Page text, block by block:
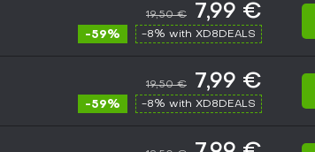
19,50 € 7,99 €
-59% -8% with XD8DEALS
19,50 € 7,99 €
-59% -8% with XD8DEALS